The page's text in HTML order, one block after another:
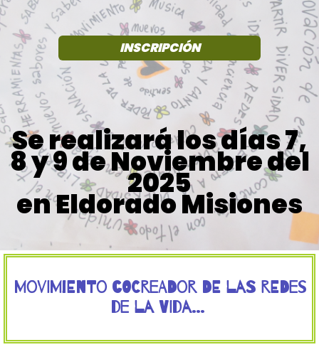
INSCRIPCIÓN
Se realizará los días 7,
8 y 9 de Noviembre del
2025
en Eldorado Misiones
Movimiento Cocreador de las Redes
de la vida...